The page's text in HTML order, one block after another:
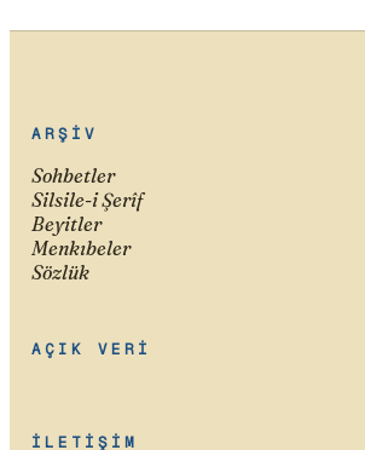
ARŞIV
Sohbetler
Silsile-i Şerîf
Beyitler
Menkıbeler
Sözlük
AÇIK VERI
İLETIŞIM